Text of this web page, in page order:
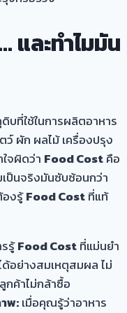
และทำไมมัน
ที่ใช้ในการผลิตอาหาร
ผัก ผลไม้ เครื่องปรุง
จผิดว่า Food Costคือ
ป็นจริงมันซับซ้อนกว่า
องรู้Food Costที่แท้
รู้Food Costที่แม่นยำ
อย่างสมเหตุสมผล ไม่
กค้าไม่กล้าซื้อ
พ:เมื่อคุณรู้ว่าอาหาร